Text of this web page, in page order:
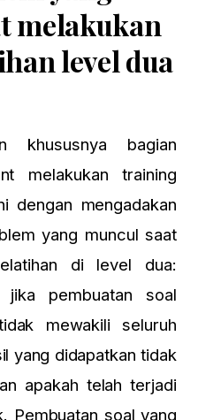
melakukan
level dua
khususnya bagian
melakukan training
dengan mengadakan
yang muncul saat
di level dua:
jika pembuatan soal
mewakili seluruh
yang didapatkan tidak
apakah telah terjadi
Pembuatan soal yang